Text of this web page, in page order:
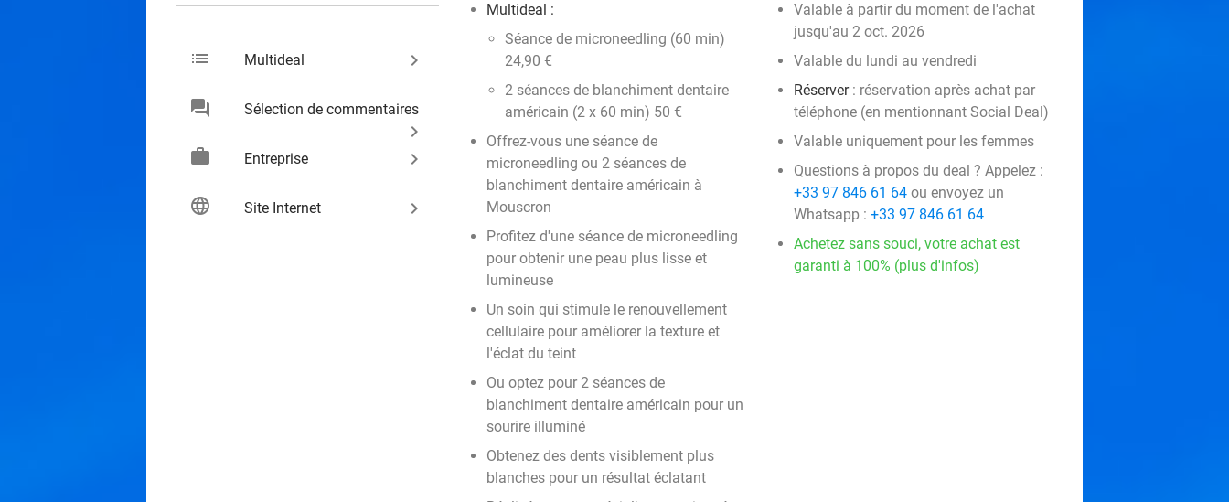
list Multideal keyboard_arrow_right
chat Sélection de commentaires
keyboard_arrow_right
work
Entreprise keyboard_arrow_right
language Site Internet keyboard_arrow_right
Multideal :
Séance de microneedling (60 min)
24,90 €
2 séances de blanchiment dentaire
américain (2 x 60 min) 50 €
Offrez-vous une séance de
microneedling ou 2 séances de
blanchiment dentaire américain à
Mouscron
Profitez d'une séance de microneedling
pour obtenir une peau plus lisse et
lumineuse
Un soin qui stimule le renouvellement
cellulaire pour améliorer la texture et
l'éclat du teint
Ou optez pour 2 séances de
blanchiment dentaire américain pour un
sourire illuminé
Obtenez des dents visiblement plus
blanches pour un résultat éclatant
Valable à partir du moment de l'achat
jusqu'au 2 oct. 2026
Valable du lundi au vendredi
Réserver : réservation après achat par
téléphone (en mentionnant Social Deal)
Valable uniquement pour les femmes
Questions à propos du deal ? Appelez :
+33 97 846 61 64 ou envoyez un
Whatsapp : +33 97 846 61 64
Achetez sans souci, votre achat est
garanti à 100% (plus d'infos)